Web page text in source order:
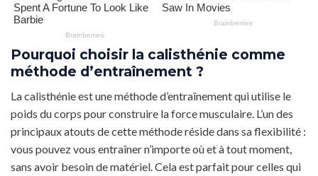
Pourquoi choisir la calisthénie comme
méthode d’entraînement ?
La calisthénie est une méthode d’entraînement qui utilise le
poids du corps pour construire la force musculaire. L’un des
principaux atouts de cette méthode réside dans sa flexibilité :
vous pouvez vous entraîner n’importe où et à tout moment,
sans avoir besoin de matériel. Cela est parfait pour celles qui